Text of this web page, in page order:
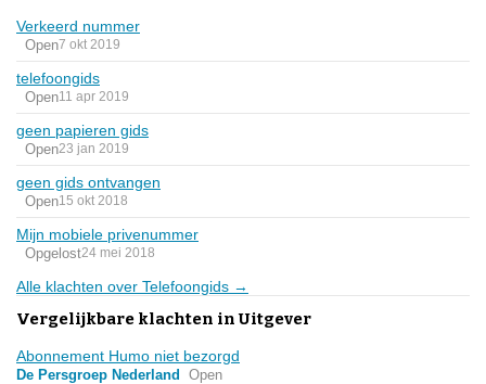
Verkeerd nummer
Open7 okt 2019
telefoongids
Open11 apr 2019
geen papieren gids
Open23 jan 2019
geen gids ontvangen
Open15 okt 2018
Mijn mobiele privenummer
Opgelost24 mei 2018
Alle klachten over Telefoongids →
Vergelijkbare klachten in Uitgever
Abonnement Humo niet bezorgd
De Persgroep Nederland Open